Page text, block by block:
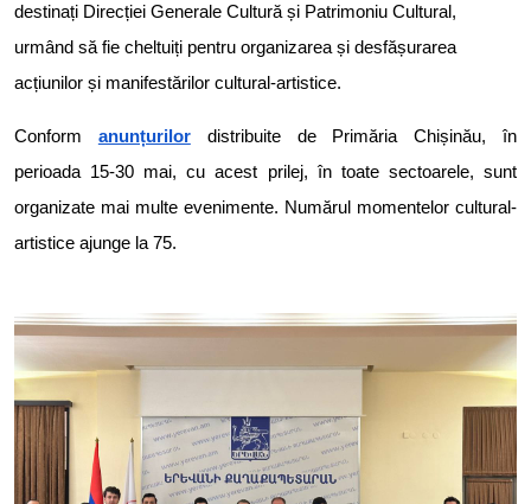
destinați Direcției Generale Cultură și Patrimoniu Cultural,
urmând să fie cheltuiți pentru organizarea și desfășurarea
acțiunilor și manifestărilor cultural-artistice.
Conform anunțurilordistribuite de Primăria Chișinău, în
perioada 15-30 mai, cu acest prilej, în toate sectoarele, sunt
organizate mai multe evenimente. Numărul momentelor cultural-
artistice ajunge la 75.